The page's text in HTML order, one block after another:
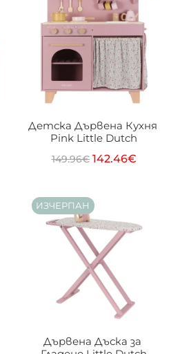
Детска Дървена Кухня
Pink Little Dutch
149.96€ 142.46€
ИЗЧЕРПАН
Дървена Дъска за